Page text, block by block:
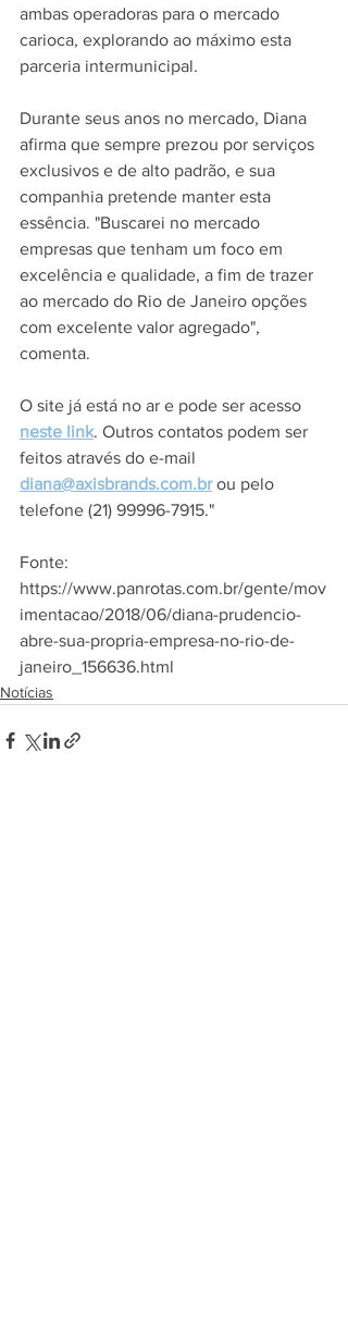
ambas operadoras para o mercado
carioca, explorando ao máximo esta
parceria intermunicipal.
Durante seus anos no mercado, Diana
afirma que sempre prezou por serviços
exclusivos e de alto padrão, e sua
companhia pretende manter esta
essência. "Buscarei no mercado
empresas que tenham um foco em
excelência e qualidade, a fim de trazer
ao mercado do Rio de Janeiro opções
com excelente valor agregado",
comenta.
O site já está no ar e pode ser acesso
neste link. Outros contatos podem ser
feitos através do e-mail
diana@axisbrands.com.br ou pelo
telefone (21) 99996-7915."
Fonte:
https://www.panrotas.com.br/gente/mov
imentacao/2018/06/diana-prudencio-
abre-sua-propria-empresa-no-rio-de-
janeiro_156636.html
Notícias